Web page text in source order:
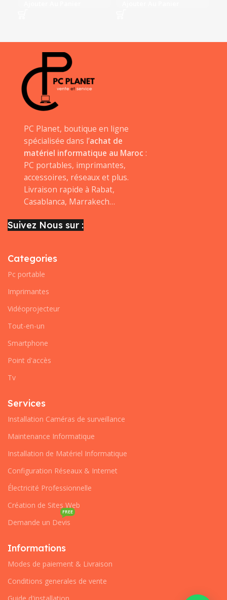
PC Planet, boutique en ligne
spécialisée dans l’achat de
matériel informatique au Maroc :
PC portables, imprimantes,
accessoires, réseaux et plus.
Livraison rapide à Rabat,
Casablanca, Marrakech…
Suivez Nous sur :
Categories
Pc portable
Imprimantes
Vidéoprojecteur
Tout-en-un
Smartphone
Point d'accès
Tv
Services
Installation Caméras de surveillance
Maintenance Informatique
Installation de Matériel Informatique
Configuration Réseaux & Internet
Électricité Professionnelle
Création de Sites Web
Demande un Devis
FREE
Informations
Modes de paiement & Livraison
Conditions generales de vente